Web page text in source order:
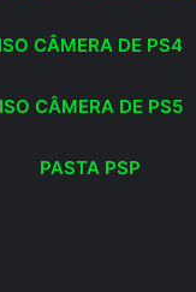
ISO CÂMERA DE PS4
ISO CÂMERA DE PS5
PASTA PSP